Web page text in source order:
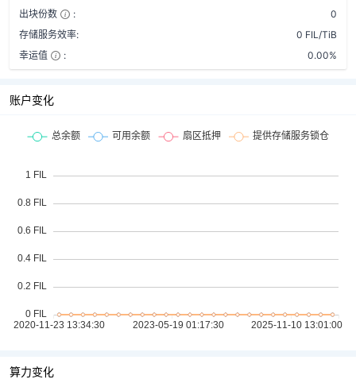
出块份数
:
0
存储服务效率:
0 FIL/TiB
幸运值
: 0.00%
账户变化
算力变化